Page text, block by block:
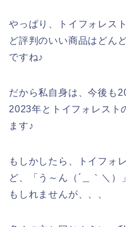
やっぱり、トイフォレス
ど評判のいい商品はどん
ですね♪
だから私自身は、今後も
2023年とトイフォレスト
ます♪
もしかしたら、トイフォ
ど、「う～ん（´＿｀＼
もしれませんが、、、